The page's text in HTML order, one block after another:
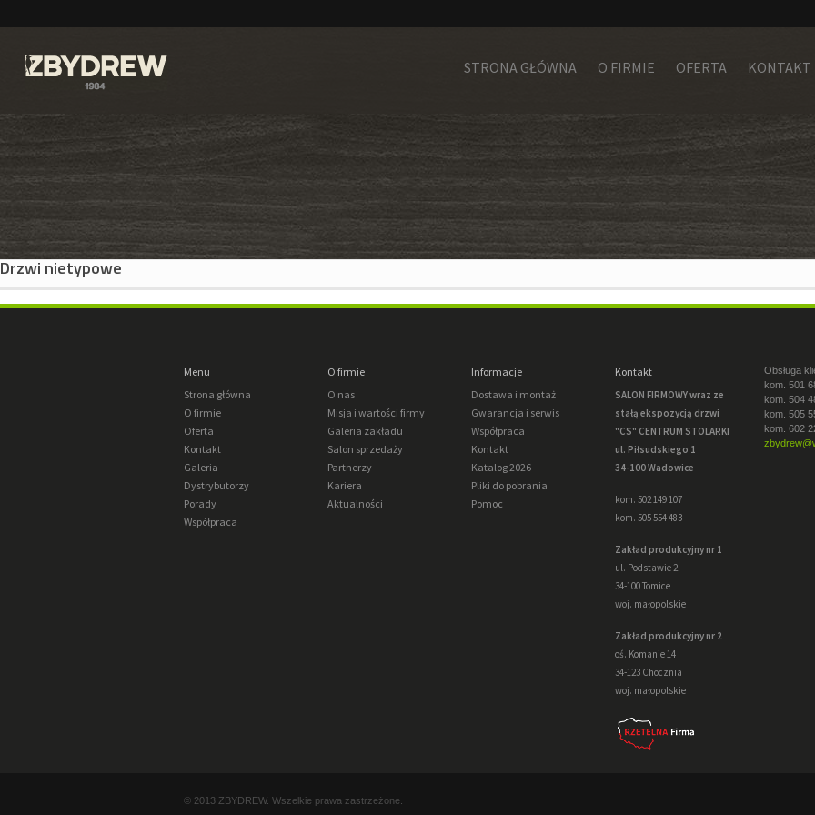
STRONA GŁÓWNA O FIRMIE OFERTA KONTAKT
Drzwi nietypowe
Menu
Strona główna
O firmie
Oferta
Kontakt
Galeria
Dystrybutorzy
Porady
Współpraca
O firmie
O nas
Misja i wartości firmy
Galeria zakładu
Salon sprzedaży
Partnerzy
Kariera
Aktualności
Informacje
Dostawa i montaż
Gwarancja i serwis
Współpraca
Kontakt
Katalog 2026
Pliki do pobrania
Pomoc
Kontakt
SALON FIRMOWY wraz ze
stałą ekspozycją drzwi
"CS" CENTRUM STOLARKI
ul. Piłsudskiego 1
34-100 Wadowice
kom. 502 149 107
kom. 505 554 483
Zakład produkcyjny nr 1
ul. Podstawie 2
34-100 Tomice
woj. małopolskie
Zakład produkcyjny nr 2
oś. Komanie 14
34-123 Chocznia
woj. małopolskie
Obsługa
kom. 501
kom. 504
kom. 505
kom. 602
© 2013 ZBYDREW. Wszelkie prawa zastrzeżone.